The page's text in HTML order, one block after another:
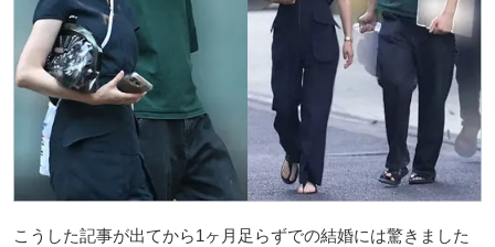
こうした記事が出てから1ヶ月足らずでの結婚には驚きました